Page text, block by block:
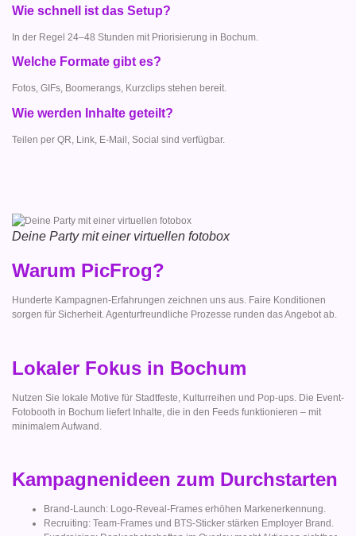
Wie schnell ist das Setup?
In der Regel 24–48 Stunden mit Priorisierung in Bochum.
Welche Formate gibt es?
Fotos, GIFs, Boomerangs, Kurzclips stehen bereit.
Wie werden Inhalte geteilt?
Teilen per QR, Link, E-Mail, Social sind verfügbar.
Deine Party mit einer virtuellen fotobox
Warum PicFrog?
Hunderte Kampagnen-Erfahrungen zeichnen uns aus. Faire Konditionen
sorgen für Sicherheit. Agenturfreundliche Prozesse runden das Angebot ab.
Lokaler Fokus in Bochum
Nutzen Sie lokale Motive für Stadtfeste, Kulturreihen und Pop-ups. Die Event-
Fotobooth in Bochum liefert Inhalte, die in den Feeds funktionieren – mit
minimalem Aufwand.
Kampagnenideen zum Durchstarten
Brand-Launch: Logo-Reveal-Frames erhöhen Markenerkennung.
Recruiting: Team-Frames und BTS-Sticker stärken Employer Brand.